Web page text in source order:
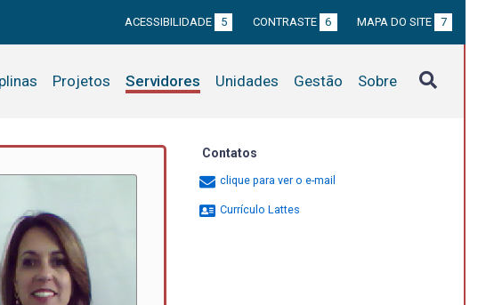
ACESSIBILIDADE 5 CONTRASTE 6 MAPA DO SITE 7
Projetos Servidores Unidades Gestão Sobre
Contatos
clique para ver o e-mail
Currículo Lattes